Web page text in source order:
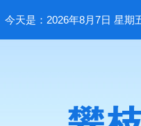
今天是：2026年8月7日 星期